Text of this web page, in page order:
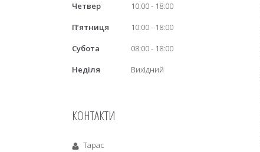
Четвер
10:00
18:00
Пʼятниця
10:00
18:00
Субота
08:00
18:00
Неділя
Вихідний
КОНТАКТИ
Тарас